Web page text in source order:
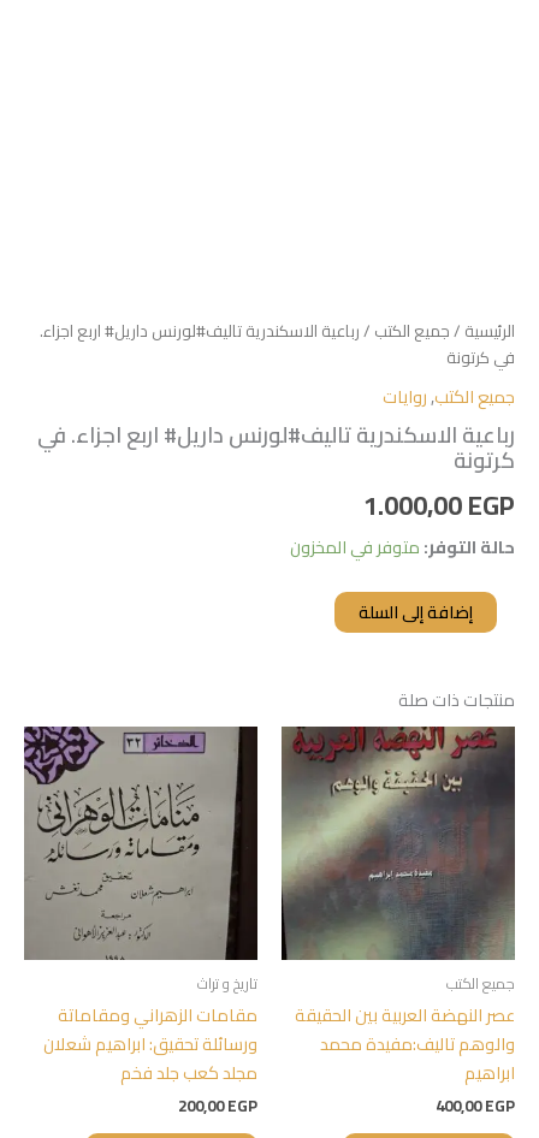
الرئيسية /جميع الكتب / رباعية الاسكندرية تاليف#لورنس داريل# اربع اجزاء.
في كرتونة
جميع الكتب,روايات
رباعية الاسكندرية تاليف#لورنس داريل# اربع اجزاء. في
كرتونة
1.000,00EGP
حالة التوفر:متوفر في المخزون
إضافة إلى السلة
منتجات ذات صلة
جميع الكتب
عصر النهضة العربية بين الحقيقة
والوهم تاليف:مفيدة محمد
ابراهيم
400,00EGP
تاريخ و تراث
مقامات الزهراني ومقاماتة
ورسائلة تحقيق: ابراهيم شعلان
مجلد كعب جلد فخم
200,00EGP